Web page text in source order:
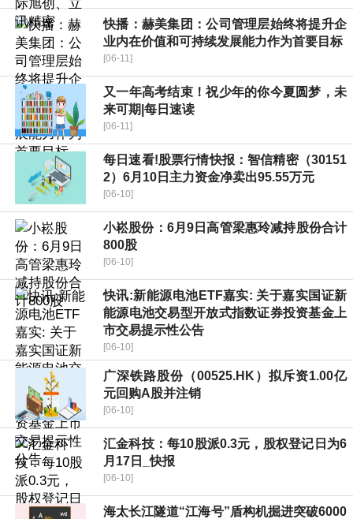
快播：赫美集团：公司管理层始终将提升企
业内在价值和可持续发展能力作为首要目标
[06-11]
又一年高考结束！祝少年的你今夏圆梦，未
来可期|每日速读
[06-11]
每日速看!股票行情快报：智信精密（30151
2）6月10日主力资金净卖出95.55万元
[06-10]
小崧股份：6月9日高管梁惠玲减持股份合计
800股
[06-10]
快讯:新能源电池ETF嘉实: 关于嘉实国证新
能源电池交易型开放式指数证券投资基金上
市交易提示性公告
[06-10]
广深铁路股份（00525.HK）拟斥资1.00亿
元回购A股并注销
[06-10]
汇金科技：每10股派0.3元，股权登记日为6
月17日_快报
[06-10]
海太长江隧道“江海号”盾构机掘进突破6000